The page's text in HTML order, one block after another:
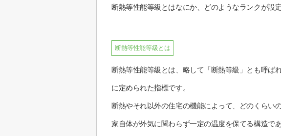
断熱等性能等級とはなにか、どのようなランクが設
断熱等性能等級とは
断熱等性能等級とは、略して「断熱等級」とも呼ば
に定められた指標です。
断熱やそれ以外の住宅の機能によって、どのくらい
家自体が外気に関わらず一定の温度を保てる構造で